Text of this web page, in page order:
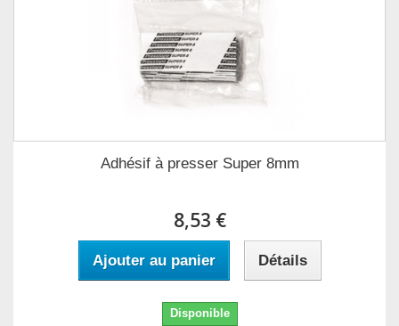
Adhésif à presser Super 8mm
8,53 €
Ajouter au panier Détails
Disponible